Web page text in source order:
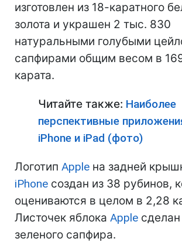
изготовлен из 18-каратного
золота и украшен 2 тыс. 830
натуральными голубыми
сапфирами общим весом в
карата.
Читайте также: Наиболее
перспективные
iPhone и iPad (фото)
Логотип Apple на задней
iPhone создан из 38 рубинов,
оцениваются в целом в 2,28
Листочек яблока Apple сделан
зеленого сапфира.